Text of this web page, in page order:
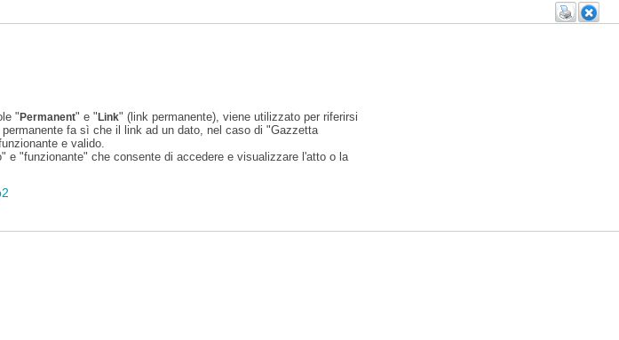
"Permanent" e "Link" (link permanente), viene utilizzato per riferirsi
fa sì che il link ad un dato, nel caso di "Gazzetta
e valido.
e "funzionante" che consente di accedere e visualizzare l'atto o la